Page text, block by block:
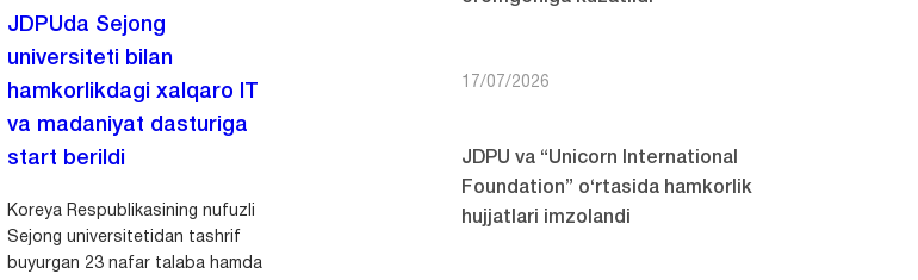
JDPUda Sejong
universiteti bilan
hamkorlikdagi xalqaro IT
va madaniyat dasturiga
start berildi
Koreya Respublikasining nufuzli
Sejong universitetidan tashrif
buyurgan 23 nafar talaba hamda
17/07/2026
JDPU va “Unicorn International
Foundation” o‘rtasida hamkorlik
hujjatlari imzolandi